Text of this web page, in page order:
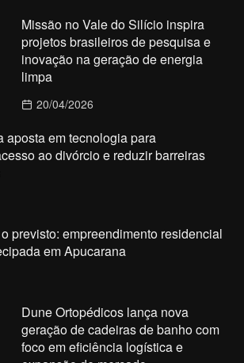
Missão no Vale do Silício inspira
projetos brasileiros de pesquisa e
inovação na geração de energia
limpa
20/04/2026
aposta em tecnologia para
ao divórcio e reduzir barreiras
previsto: empreendimento residencial
em Apucarana
Dune Ortopédicos lança nova
geração de cadeiras de banho com
foco em eficiência logística e